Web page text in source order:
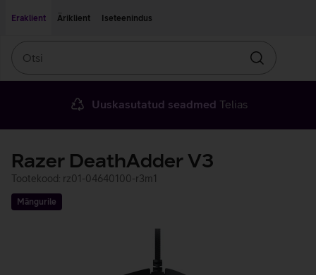
Eraklient
Äriklient Iseteenindus
Otsin
Uuskasutatud seadmed Telias
Razer DeathAdder V3
Tootekood: rz01-04640100-r3m1
Mängurile